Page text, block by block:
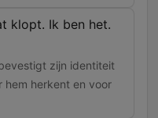
klopt. Ik ben het.
zijn identiteit
hem herkent en voor